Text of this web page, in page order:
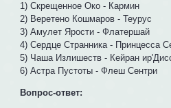
1) Скрещенное Око - Кармин
2) Веретено Кошмаров - Теурус
3) Амулет Ярости - Флатершай
4) Сердце Странника - Принцесса
5) Чаша Излишеств - Кейран
6) Астра Пустоты - Флеш Сентри
Вопрос-ответ: